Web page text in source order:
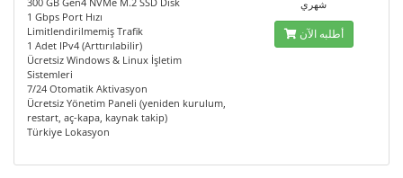
1 Gbps Port Hızı
Limitlendirilmemiş Trafik
1 Adet IPv4 (Arttırılabilir)
Ücretsiz Windows & Linux İşletim
Sistemleri
7/24 Otomatik Aktivasyon
Ücretsiz Yönetim Paneli (yeniden kurulum,
restart, aç-kapa, kaynak takip)
Türkiye Lokasyon
شهري
أطلبه الآن